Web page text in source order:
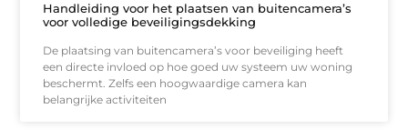
Handleiding voor het plaatsen van buitencamera’s
voor volledige beveiligingsdekking
De plaatsing van buitencamera’s voor beveiliging heeft
een directe invloed op hoe goed uw systeem uw woning
beschermt. Zelfs een hoogwaardige camera kan
belangrijke activiteiten